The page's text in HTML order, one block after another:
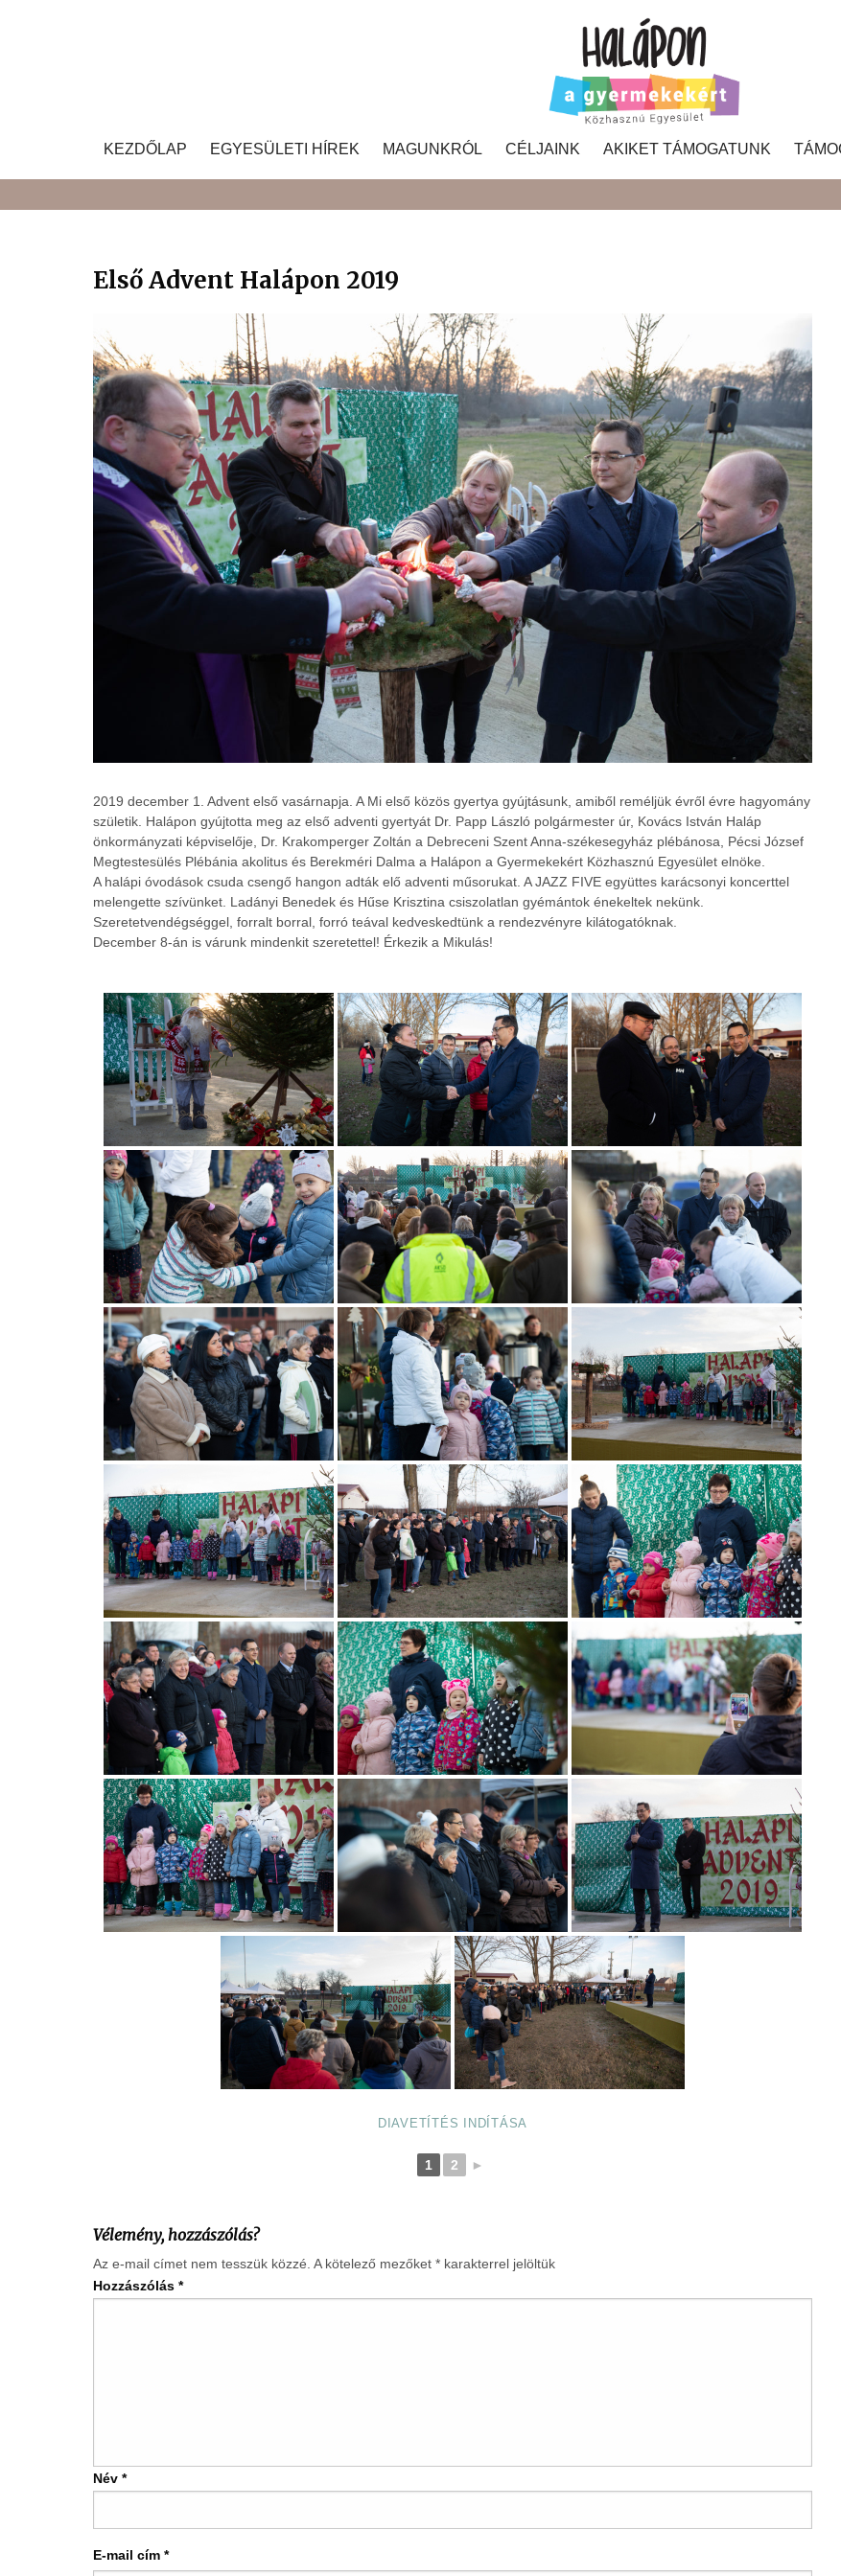
KEZDŐLAP EGYESÜLETI HÍREK MAGUNKRÓL CÉLJAINK AKIKET TÁMOGATUNK
Első Advent Halápon 2019
2019 december 1. Advent első vasárnapja. A Mi első közös gyertya gyújtásunk, amiből reméljük évről évre hagyomány
születik. Halápon gyújtotta meg az első adventi gyertyát Dr. Papp László polgármester úr, Kovács István Haláp
önkormányzati képviselője, Dr. Krakomperger Zoltán a Debreceni Szent Anna-székesegyház plébánosa, Pécsi József
Megtestesülés Plébánia akolitus és Berekméri Dalma a Halápon a Gyermekekért Közhasznú Egyesület elnöke.
A halápi óvodások csuda csengő hangon adták elő adventi műsorukat. A JAZZ FIVE együttes karácsonyi koncerttel
melengette szívünket. Ladányi Benedek és Hűse Krisztina csiszolatlan gyémántok énekeltek nekünk.
Szeretetvendégséggel, forralt borral, forró teával kedveskedtünk a rendezvényre kilátogatóknak.
December 8-án is várunk mindenkit szeretettel! Érkezik a Mikulás!
DIAVETÍTÉS INDÍTÁSA
1 2 ►
Vélemény, hozzászólás?
Az e-mail címet nem tesszük közzé. A kötelező mezőket * karakterrel jelöltük
Hozzászólás *
Név *
E-mail cím *